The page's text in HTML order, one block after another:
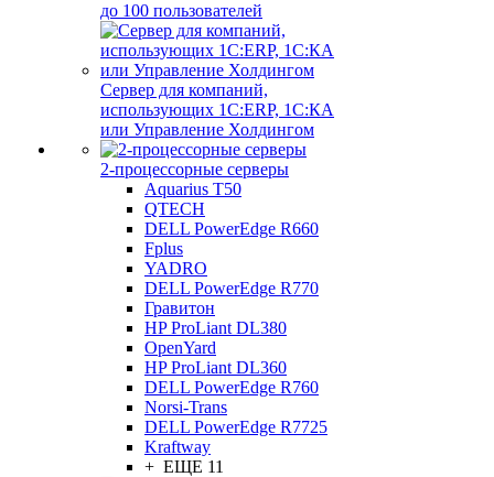
до 100 пользователей
Сервер для компаний,
использующих 1C:ERP, 1С:КА
или Управление Холдингом
2-процессорные серверы
Aquarius T50
QTECH
DELL PowerEdge R660
Fplus
YADRO
DELL PowerEdge R770
Гравитон
HP ProLiant DL380
OpenYard
HP ProLiant DL360
DELL PowerEdge R760
Norsi-Trans
DELL PowerEdge R7725
Kraftway
+ ЕЩЕ 11